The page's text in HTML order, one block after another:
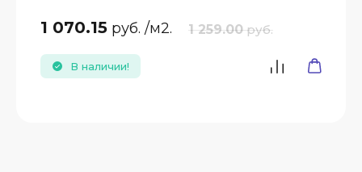
1 070.15 руб. /м2. 1 259.00 руб.
В наличии!